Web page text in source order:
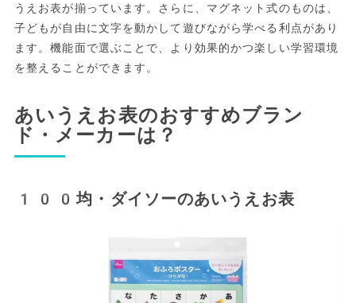
うえお表が揃っています。さらに、マグネット式のものは、
子どもが自由に文字を動かして遊びながら学べる利点があり
ます。機能面で選ぶことで、より効果的かつ楽しい学習環境
を整えることができます。
あいうえお表のおすすめブラン
ド・メーカーは？
100均・ダイソーのあいうえお表